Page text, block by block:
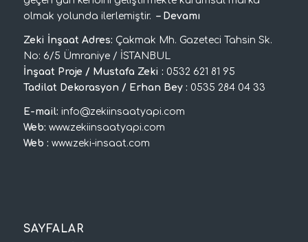
olmak yolunda ilerlemiştir.– Devamı
Zeki İnşaat Adres: Çakmak Mh. Gazeteci Tahsin Sk.
No: 6/5 Ümraniye / İSTANBUL
İnşaat Proje / Mustafa Zeki : 0532 621 81 95
Tadilat Dekorasyon / Erhan Bey : 0535 284 04 33
E-mail: info@zekiinsaatyapi.com
Web: www.zekiinsaatyapi.com
Web : www.zeki-insaat.com
SAYFALAR